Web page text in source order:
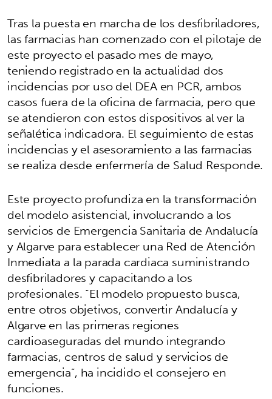
Tras la puesta en marcha de los desfibriladores,
las farmacias han comenzado con el pilotaje de
este proyecto el pasado mes de mayo,
teniendo registrado en la actualidad dos
incidencias por uso del DEA en PCR, ambos
casos fuera de la oficina de farmacia, pero que
se atendieron con estos dispositivos al ver la
señalética indicadora. El seguimiento de estas
incidencias y el asesoramiento a las farmacias
se realiza desde enfermería de Salud Responde.
Este proyecto profundiza en la transformación
del modelo asistencial, involucrando a los
servicios de Emergencia Sanitaria de Andalucía
y Algarve para establecer una Red de Atención
Inmediata a la parada cardiaca suministrando
desfibriladores y capacitando a los
profesionales. “El modelo propuesto busca,
entre otros objetivos, convertir Andalucía y
Algarve en las primeras regiones
cardioaseguradas del mundo integrando
farmacias, centros de salud y servicios de
emergencia”, ha incidido el consejero en
funciones.